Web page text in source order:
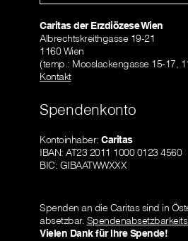
Caritas der Erzdiözese Wien
Albrechtskreithgasse 19-21
1160 Wien
(temp.: Mooslackengasse 15-17,
Kontakt
Spendenkonto
Kontoinhaber: Caritas
IBAN: AT23 2011 1000 0123 4560
BIC: GIBAATWWXXX
Spenden an die Caritas sind in
absetzbar.
Vielen Dank für Ihre Spende!